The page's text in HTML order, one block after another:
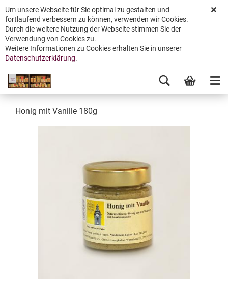
Um unsere Webseite für Sie optimal zu gestalten und
fortlaufend verbessern zu können, verwenden wir Cookies.
Durch die weitere Nutzung der Webseite stimmen Sie der
Verwendung von Cookies zu.
Weitere Informationen zu Cookies erhalten Sie in unserer
Datenschutzerklärung.
Honig mit Vanille 180g